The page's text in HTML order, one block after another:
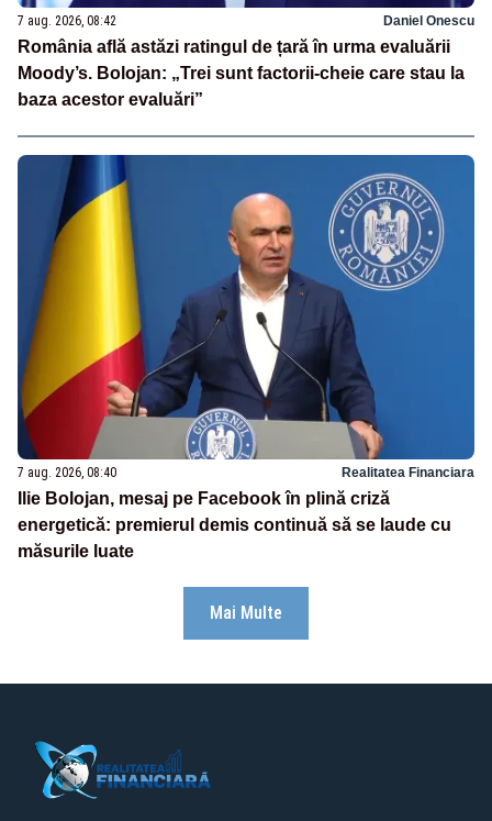
7 aug. 2026, 08:42 Daniel Onescu
România află astăzi ratingul de țară în urma evaluării
Moody’s. Bolojan: „Trei sunt factorii-cheie care stau la
baza acestor evaluări”
7 aug. 2026, 08:40 Realitatea Financiara
Ilie Bolojan, mesaj pe Facebook în plină criză
energetică: premierul demis continuă să se laude cu
măsurile luate
Mai Multe